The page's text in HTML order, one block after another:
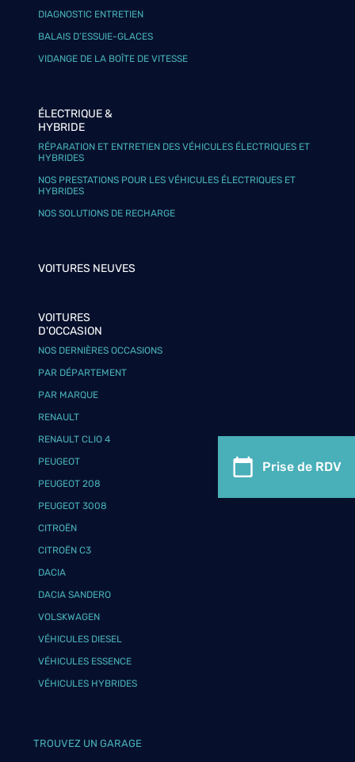
Prise de RDV
DIAGNOSTIC ENTRETIEN
BALAIS D’ESSUIE-GLACES
VIDANGE DE LA BOÎTE DE VITESSE
ÉLECTRIQUE &
HYBRIDE
RÉPARATION ET ENTRETIEN DES VÉHICULES ÉLECTRIQUES ET
HYBRIDES
NOS PRESTATIONS POUR LES VÉHICULES ÉLECTRIQUES ET
HYBRIDES
NOS SOLUTIONS DE RECHARGE
VOITURES NEUVES
VOITURES
D'OCCASION
NOS DERNIÈRES OCCASIONS
PAR DÉPARTEMENT
PAR MARQUE
RENAULT
RENAULT CLIO 4
PEUGEOT
PEUGEOT 208
PEUGEOT 3008
CITROËN
CITROËN C3
DACIA
DACIA SANDERO
VOLSKWAGEN
VÉHICULES DIESEL
VÉHICULES ESSENCE
VÉHICULES HYBRIDES
TROUVEZ UN GARAGE